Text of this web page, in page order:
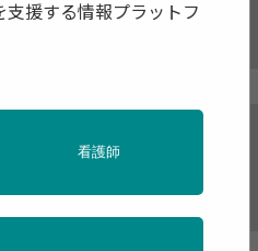
長（代表理事）
上岡榮信
援する情報プラットフ
看護師